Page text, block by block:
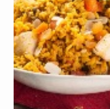
Registreer
Teken